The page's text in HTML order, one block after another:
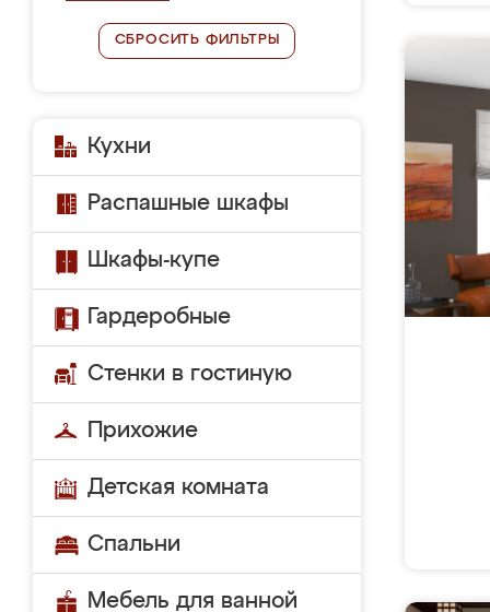
СБРОСИТЬ ФИЛЬТРЫ
Кухни
Распашные шкафы
Шкафы-купе
Гардеробные
Стенки в гостиную
Прихожие
Детская комната
Спальни
Мебель для ванной